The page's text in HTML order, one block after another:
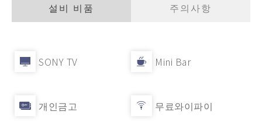
설비 비품 주의사항
SONY TV Mini Bar
개인금고 무료와이파이